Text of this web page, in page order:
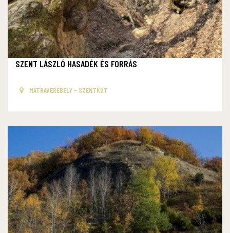
SZENT LÁSZLÓ HASADÉK ÉS FORRÁS
MÁTRAVEREBÉLY - SZENTKÚT